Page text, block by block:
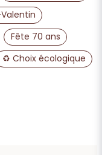
question
Fête 70 ans
♻️ Choix écologique